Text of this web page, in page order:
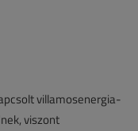
villamosenergia-
viszont